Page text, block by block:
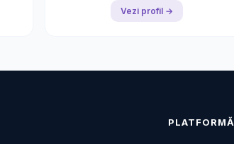
Vezi profil →
PLATFORMĂ